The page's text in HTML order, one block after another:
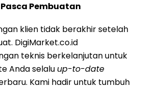
Pembuatan
klien tidak berakhir setelah
DigiMarket.co.id
teknis berkelanjutan untuk
Anda selalu up-to-date
Kami hadir untuk tumbuh